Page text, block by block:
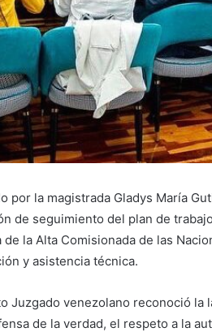
por la magistrada Gladys María
de seguimiento del plan de
la Alta Comisionada de las
y asistencia técnica.
Juzgado venezolano reconoció la
de la verdad, el respeto a la